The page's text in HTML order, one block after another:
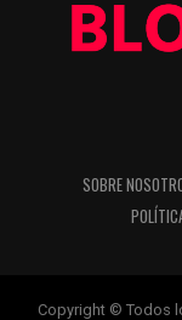
Trump Media
millonarias
Tribunal Federal
SOBRE
Copyright © Todos